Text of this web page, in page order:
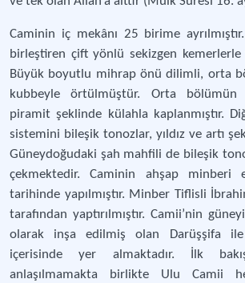
Caminin iç mekânı 25 birime
birleştiren çift yönlü sekizgen kemerlerle
Büyük boyutlu mihrap önü dilimli, orta
kubbeyle örtülmüştür. Orta bölümün
piramit şeklinde külahla kaplanmıştır.
sistemini bileşik tonozlar, yıldız ve artı
Güneydoğudaki şah mahfili de bileşik
çekmektedir. Caminin ahşap minberi
tarihinde yapılmıştır. Minber Tiflisli
tarafından yaptırılmıştır. Camii’nin
olarak inşa edilmiş olan Darüşşifa
içerisinde yer almaktadır. İlk
anlaşılmamakta birlikte Ulu Camii